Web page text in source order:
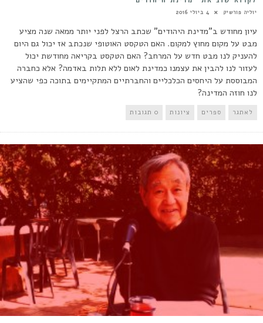
יוליה פורשיק 4 ביולי 2016
עיון מחודש ב"מדינת היהודים" שכתב הרצל לפני יותר ממאה שנה מציע
מבט על מקום מחוץ למקום. האם הטקסט האוטופי שנכתב אז יכול גם היום
להעניק לנו מבט חדש על המרחב? האם הטקסט בקריאה מחודשת יכול
לעזור לנו להבין את עצמנו כמדינת לאום ללא תלות באדמה? אלא כחברה
המבוססת על היחסים הכלכליים והחברתיים המתקיימים בתוכה כפי שהציע
לנו חוזה המדינה?
לאתגר ספרים ציונות 0 תגובות